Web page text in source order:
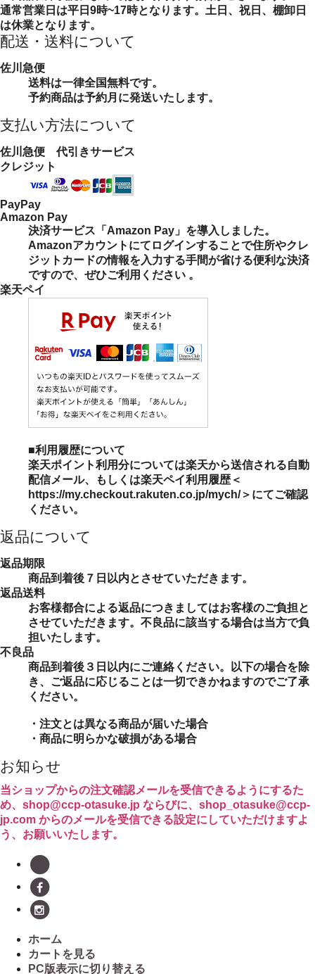
通常営業日は平日9時~17時となります。土日、祝日、棚卸日
は休業となります。
配送・送料について
佐川急便
送料は一律全国無料です。
予約商品は予約月に発送いたします。
支払い方法について
佐川急便 代引きサービス
クレジット
PayPay
Amazon Pay
決済サービス「Amazon Pay」を導入しました。
Amazonアカウントにてログインすることで住所やクレ
ジットカードの情報を入力する手間が省ける便利な決済
ですので、ぜひご利用ください 。
楽天ペイ
■利用履歴について
楽天ポイント利用分については楽天から送信される自動
配信メール、もしくは楽天ペイ利用履歴＜
https://my.checkout.rakuten.co.jp/mych/＞にてご確認
ください。
返品について
返品期限
商品到着後７日以内とさせていただきます。
返品送料
お客様都合による返品につきましてはお客様のご負担と
させていただきます。不良品に該当する場合は当方で負
担いたします。
不良品
商品到着後３日以内にご連絡ください。以下の場合を除
き、ご返品に応じることは一切できかねますのでご了承
ください。
・注文とは異なる商品が届いた場合
・商品に明らかな破損がある場合
お知らせ
当ショップからの注文確認メールを受信できるようにするた
め、shop@ccp-otasuke.jp ならびに、shop_otasuke@ccp-
jp.com からのメールを受信できる設定にしていただけますよ
う、お願いいたします。
ホーム
カートを見る
PC版表示に切り替える